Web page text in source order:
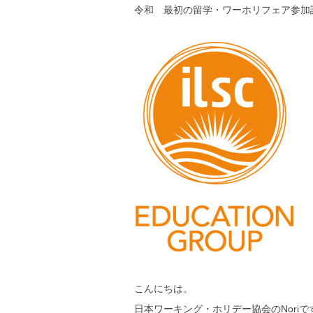
令和 最初の留学・ワーホリフェア参加
こんにちは。
日本ワーキング・ホリデー協会のNoriで